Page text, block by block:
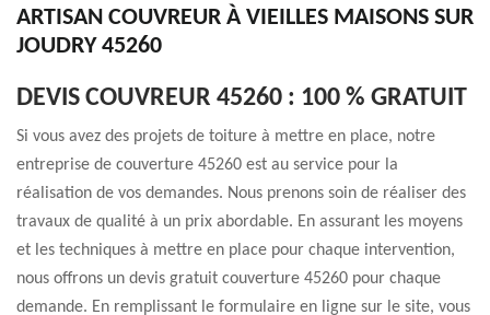
ARTISAN COUVREUR À VIEILLES MAISONS SUR
JOUDRY 45260
DEVIS COUVREUR 45260 : 100 % GRATUIT
Si vous avez des projets de toiture à mettre en place, notre
entreprise de couverture 45260 est au service pour la
réalisation de vos demandes. Nous prenons soin de réaliser des
travaux de qualité à un prix abordable. En assurant les moyens
et les techniques à mettre en place pour chaque intervention,
nous offrons un devis gratuit couverture 45260 pour chaque
demande. En remplissant le formulaire en ligne sur le site, vous